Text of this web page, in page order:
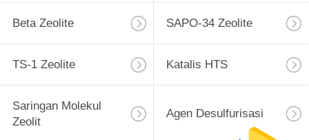
Beta Zeolite SAPO-34 Zeolite
TS-1 Zeolite Katalis HTS
Saringan Molekul
Zeolit
Agen Desulfurisasi